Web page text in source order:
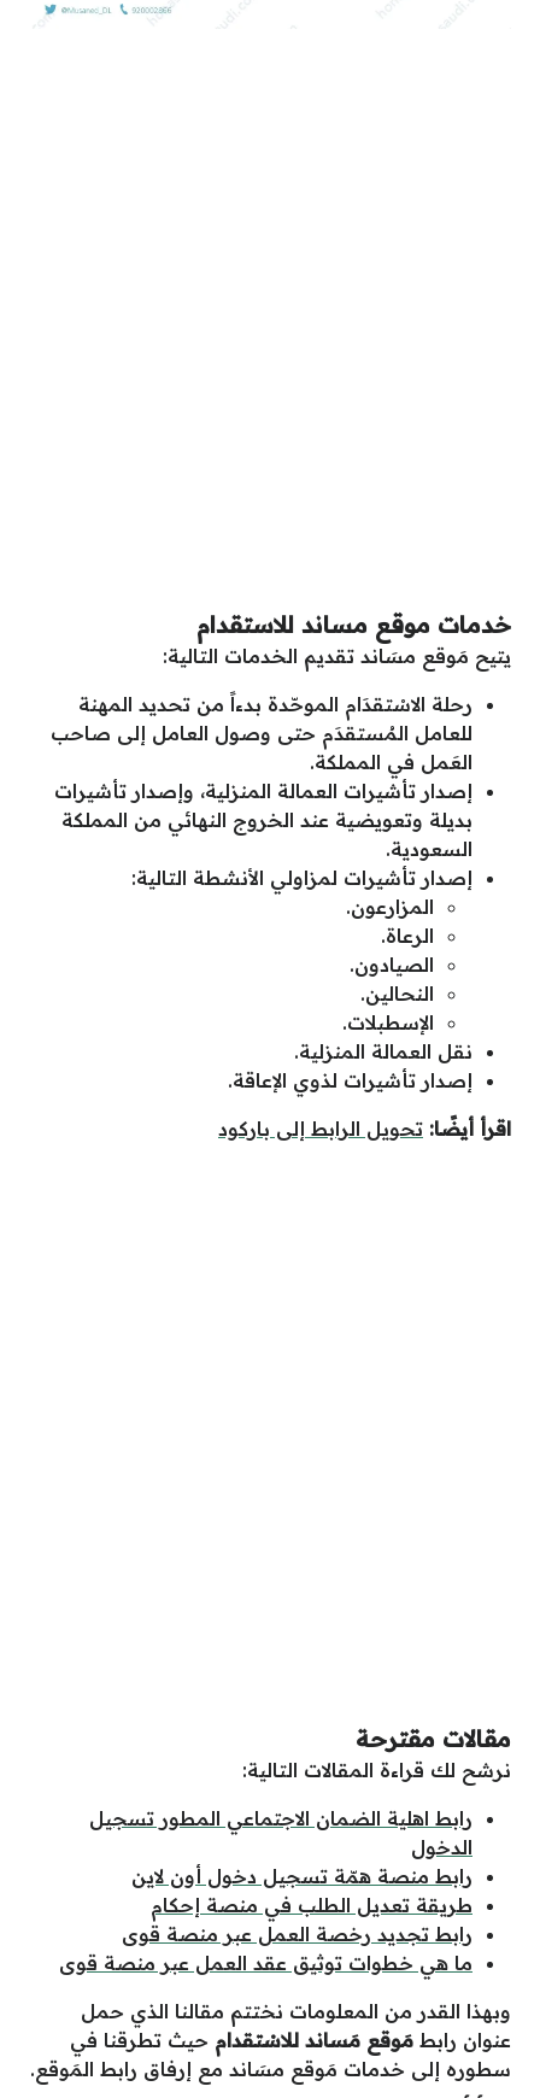
خدمات موقع مساند للاستقدام
يتيح مَوقع مسَاند تقديم الخدمات التالية:
رحلة الاسْتقدَام الموحّدة بدءاً من تحديد المهنة
للعامل المُستقدَم حتى وصول العامل إلى صاحب
العَمل في المملكة.
إصدار تأشيرات العمالة المنزلية، وإصدار تأشيرات
بديلة وتعويضية عند الخروج النهائي من المملكة
السعودية.
إصدار تأشيرات لمزاولي الأنشطة التالية:
المزارعون.
الرعاة.
الصيادون.
النحالين.
الإسطبلات.
نقل العمالة المنزلية.
إصدار تأشيرات لذوي الإعاقة.
اقرأ أيضًا: تحويل الرابط إلى باركود
مقالات مقترحة
نرشح لك قراءة المقالات التالية:
رابط اهلية الضمان الاجتماعي المطور تسجيل
الدخول
رابط منصة همّة تسجيل دخول أون لاين
طريقة تعديل الطلب في منصة إحكام
رابط تجديد رخصة العمل عبر منصة قوى
ما هي خطوات توثيق عقد العمل عبر منصة قوى
وبهذا القدر من المعلومات نختتم مقالنا الذي حمل
عنوان رابط مَوقع مَساند للاسْتقدام حيث تطرقنا في
سطوره إلى خدمات مَوقع مسَاند مع إرفاق رابط المَوقع.